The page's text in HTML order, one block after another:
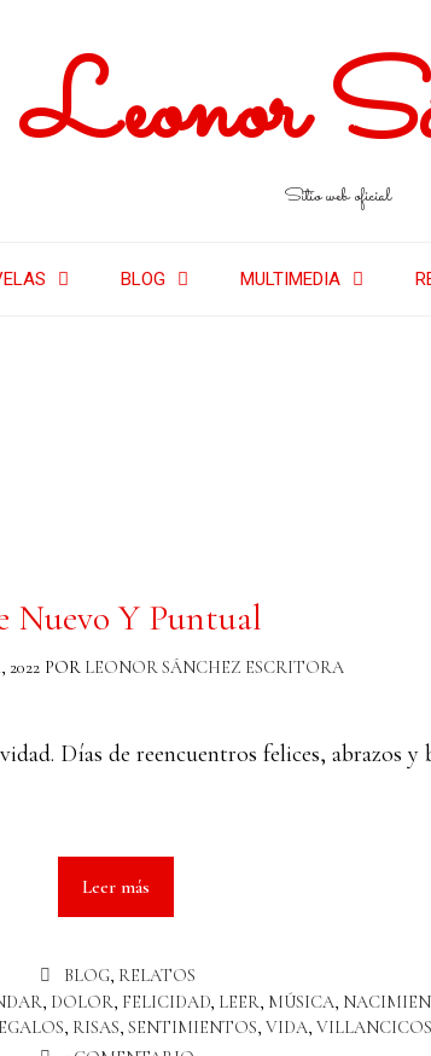
Leonor
Sitio web oficial
BLOG MULTIMEDIA
Nuevo Y Puntual
2022 POR LEONOR SÁNCHEZ ESCRITORA
Días de reencuentros felices, abrazos y
Leer más
BLOG, RELATOS
, DOLOR, FELICIDAD, LEER, MÚSICA,
, RISAS, SENTIMIENTOS, VIDA, VILLANCICOS